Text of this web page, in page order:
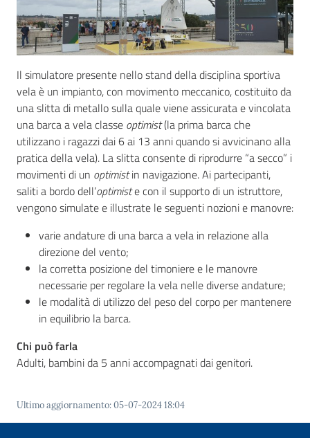
Comunicati
stampa
Archivio
Chi siamo
Cosa facciamo
Comunicazione
e media
Concorsi
Istituti di
formazione
Il simulatore presente nello stand della disciplina sportiva
vela è un impianto, con movimento meccanico, costituito da
una slitta di metallo sulla quale viene assicurata e vincolata
una barca a vela classe optimist(la prima barca che
utilizzano i ragazzi dai 6 ai 13 anni quando si avvicinano alla
pratica della vela). La slitta consente di riprodurre “a secco” i
movimenti di un optimistin navigazione. Ai partecipanti,
saliti a bordo dell’optimiste con il supporto di un istruttore,
vengono simulate e illustrate le seguenti nozioni e manovre:
varie andature di una barca a vela in relazione alla
direzione del vento;
la corretta posizione del timoniere e le manovre
necessarie per regolare la vela nelle diverse andature;
le modalità di utilizzo del peso del corpo per mantenere
in equilibrio la barca.
Chi può farla
Adulti, bambini da 5 anni accompagnati dai genitori.
Ultimo aggiornamento:05-07-2024 18:04